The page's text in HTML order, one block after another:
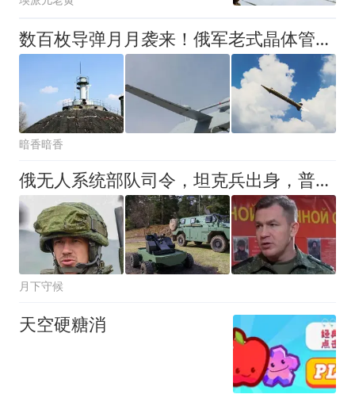
数百枚导弹月月袭来！俄军老式晶体管照样精准打击，乌方干瞪眼
暗香暗香
俄无人系统部队司令，坦克兵出身，普京寄予厚望，能否反超乌军？
月下守候
天空硬糖消